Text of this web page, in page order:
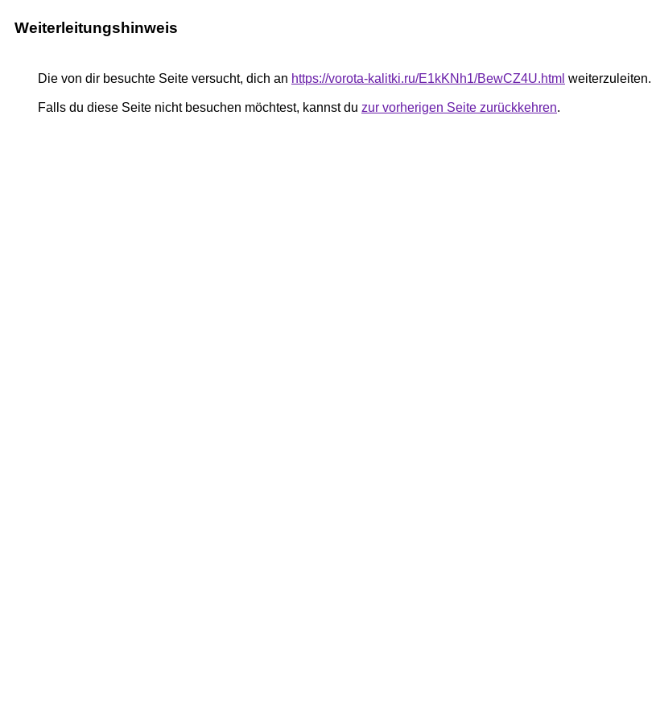
Weiterleitungshinweis
Die von dir besuchte Seite versucht, dich an https://vorota-kalitki.ru/E1kKNh1/BewCZ4U.html weiterzuleiten.
Falls du diese Seite nicht besuchen möchtest, kannst du zur vorherigen Seite zurückkehren.